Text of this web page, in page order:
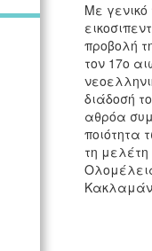
Με
προβολή
τον 17ο
διάδοσή
αθρόα
ποιότητα
τη